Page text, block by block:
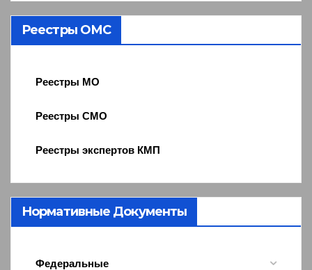
Реестры ОМС
Реестры МО
Реестры СМО
Реестры экспертов КМП
Нормативные Документы
Федеральные